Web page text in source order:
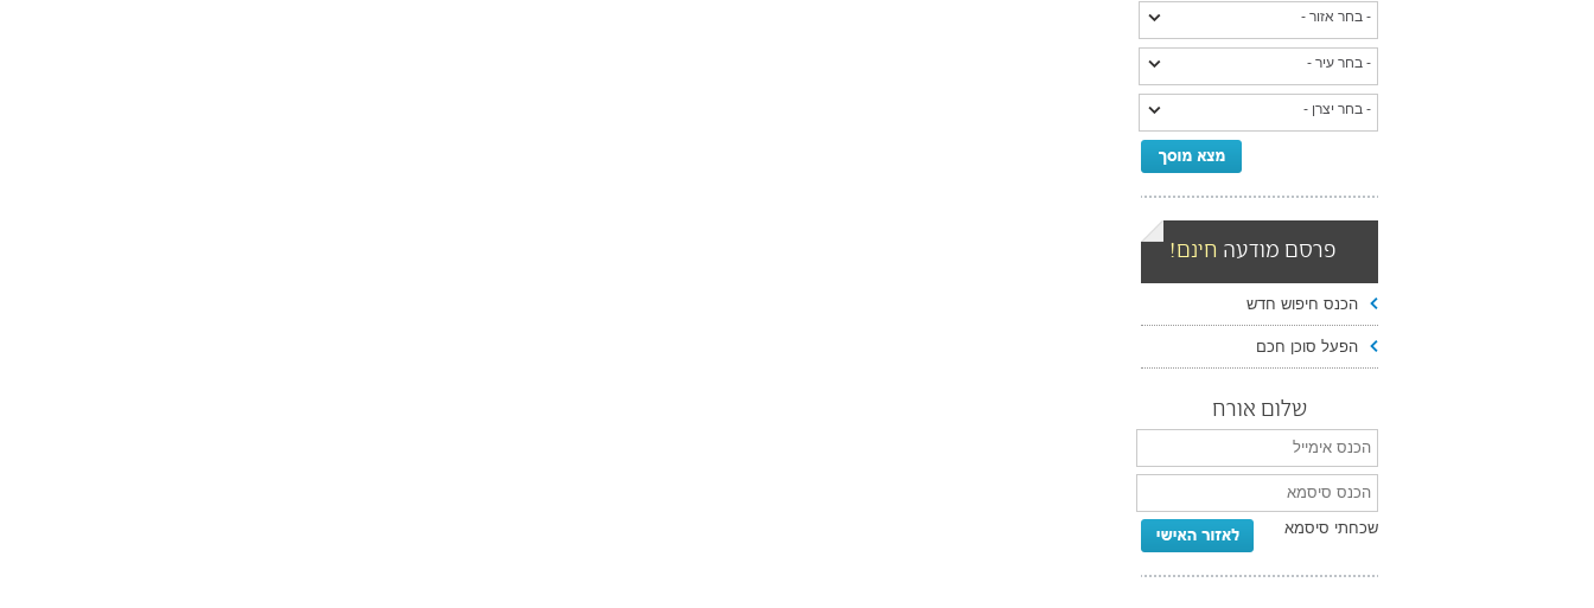
פרסם מודעה חינם!
הכנס חיפוש חדש
הפעל סוכן חכם
שלום אורח
שכחתי סיסמא